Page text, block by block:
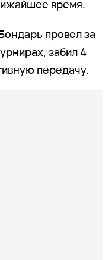
время.
провел за
забил 4
передачу.